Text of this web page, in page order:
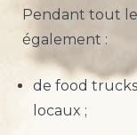
Pendant tout
également :
de food
locaux ;